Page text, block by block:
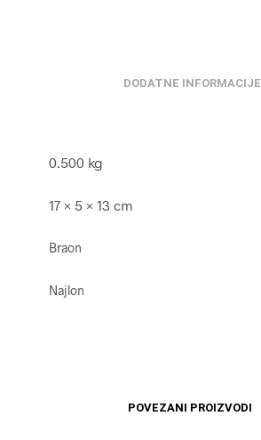
DODATNE INFORMACIJE
0.500 kg
17 × 5 × 13 cm
Braon
Najlon
POVEZANI PROIZVODI